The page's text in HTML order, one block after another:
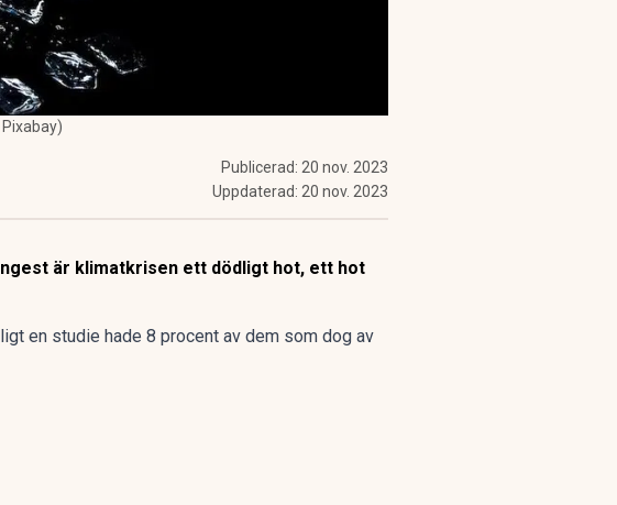
Publicerad: 20 nov. 2023
Uppdaterad: 20 nov. 2023
är klimatkrisen ett dödligt hot, ett hot
en studie hade 8 procent av dem som dog av